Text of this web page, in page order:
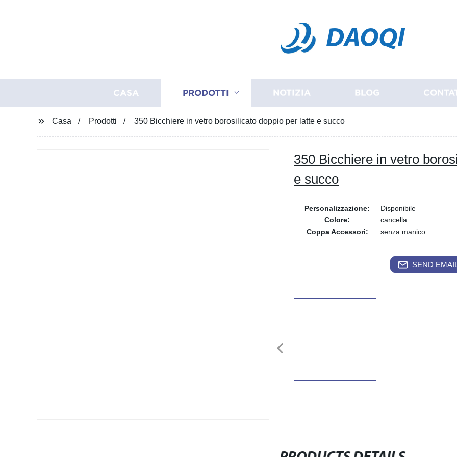
DAOQI
CASA PRODOTTI NOTIZIA BLOG
Casa Prodotti 350 Bicchiere in vetro borosilicato doppio per latte e succo
350 Bicchiere in vetro
e succo
Personalizzazione:
Disponibile
Colore:
cancella
Coppa Accessori:
senza manico
SEND